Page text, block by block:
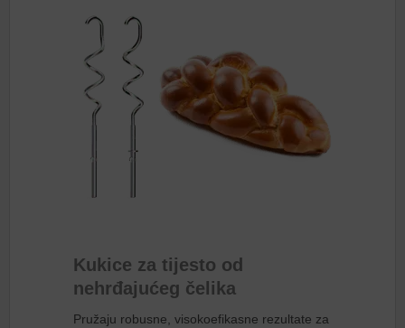
Kukice za tijesto od
nehrđajućeg čelika
Pružaju robusne, visokoefikasne rezultate za